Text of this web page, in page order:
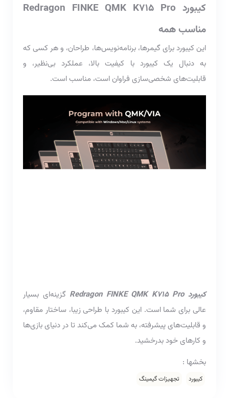
کیبورد Redragon FINKE QMK K715 Pro
مناسب همه
این کیبورد برای گیمرها، برنامه‌نویس‌ها، طراحان، و هر کسی که
به دنبال یک کیبورد با کیفیت بالا، عملکرد بی‌نظیر، و
قابلیت‌های شخصی‌سازی فراوان است، مناسب است.
کیبورد Redragon FINKE QMK K715 Pro
گزینه‌ای بسیار
عالی برای شما است. این کیبورد با طراحی زیبا، ساختار مقاوم،
و قابلیت‌های پیشرفته، به شما کمک می‌کند تا در دنیای بازی‌ها
و کارهای خود بدرخشید.
بخشها :
کیبورد تجهیزات گیمینگ